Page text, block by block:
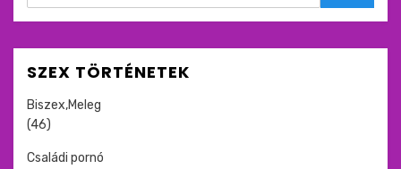
SZEX TÖRTÉNETEK
Biszex,Meleg
(46)
Családi pornó